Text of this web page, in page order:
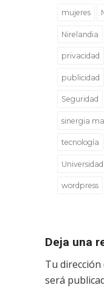
mujeres
Nirelandia
privacidad
publicidad
Seguridad
sinergia
tecnología
wordpress
Deja una
Tu
será